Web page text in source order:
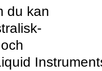
du kan